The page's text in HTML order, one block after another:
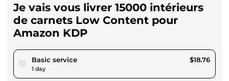
Je vais vous livrer 15000 intérieurs
de carnets Low Content pour
Amazon KDP
Basic servicepour $17.29
1 day
$18.76